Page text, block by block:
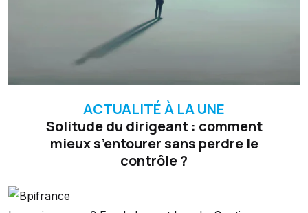
ACTUALITÉ À LA UNE
Solitude du dirigeant : comment
mieux s’entourer sans perdre le
contrôle ?